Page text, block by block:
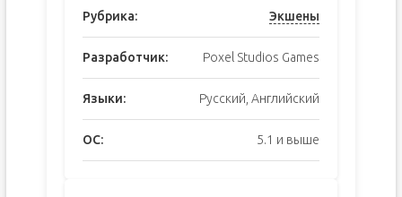
Рубрика: Экшены
Разработчик: Poxel Studios Games
Языки: Русский, Английский
ОС: 5.1 и выше